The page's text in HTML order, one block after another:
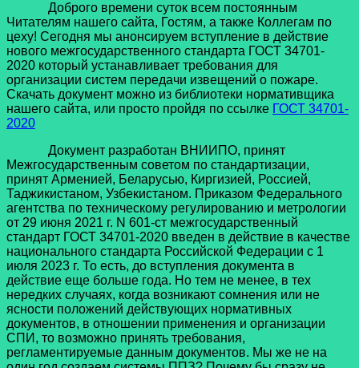
Доброго времени суток всем постоянным
Читателям нашего сайта, Гостям, а также Коллегам по
цеху! Сегодня мы анонсируем вступление в действие
нового межгосударственного стандарта ГОСТ 34701-
2020 который устанавливает требования для
организации систем передачи извещений о пожаре.
Скачать документ можно из библиотеки нормативщика
нашего сайта, или просто пройдя по ссылке ГОСТ 34701-
2020
Документ разработан ВНИИПО, принят
Межгосударственным советом по стандартизации,
принят Арменией, Беларусью, Киргизией, Россией,
Таджикистаном, Узбекистаном. Приказом Федерального
агентства по техническому регулированию и метрологии
от 29 июня 2021 г. N 601-ст межгосударственный
стандарт ГОСТ 34701-2020 введен в действие в качестве
национального стандарта Российской Федерации с 1
июля 2023 г. То есть, до вступления документа в
действие еще больше года. Но тем не менее, в тех
нередких случаях, когда возникают сомнения или не
ясности положений действующих нормативных
документов, в отношении применения и организации
СПИ, то возможно принять требования,
регламентируемые данным документов. Мы же не на